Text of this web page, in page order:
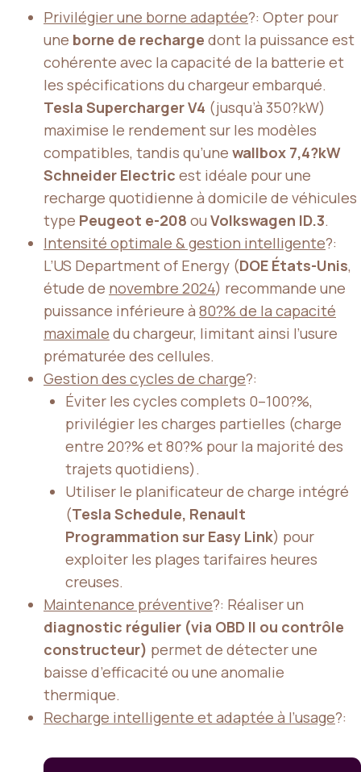
Privilégier une borne adaptée?: Opter pour
une borne de recharge dont la puissance est
cohérente avec la capacité de la batterie et
les spécifications du chargeur embarqué.
Tesla Supercharger V4 (jusqu’à 350?kW)
maximise le rendement sur les modèles
compatibles, tandis qu’une wallbox 7,4?kW
Schneider Electric est idéale pour une
recharge quotidienne à domicile de véhicules
type Peugeot e-208 ou Volkswagen ID.3.
Intensité optimale & gestion intelligente?:
L’US Department of Energy (DOE États-Unis,
étude de novembre 2024) recommande une
puissance inférieure à 80?% de la capacité
maximale du chargeur, limitant ainsi l’usure
prématurée des cellules.
Gestion des cycles de charge?:
Éviter les cycles complets 0–100?%,
privilégier les charges partielles (charge
entre 20?% et 80?% pour la majorité des
trajets quotidiens).
Utiliser le planificateur de charge intégré
(Tesla Schedule, Renault
Programmation sur Easy Link) pour
exploiter les plages tarifaires heures
creuses.
Maintenance préventive?: Réaliser un
diagnostic régulier (via OBD II ou contrôle
constructeur) permet de détecter une
baisse d’efficacité ou une anomalie
thermique.
Recharge intelligente et adaptée à l’usage?: